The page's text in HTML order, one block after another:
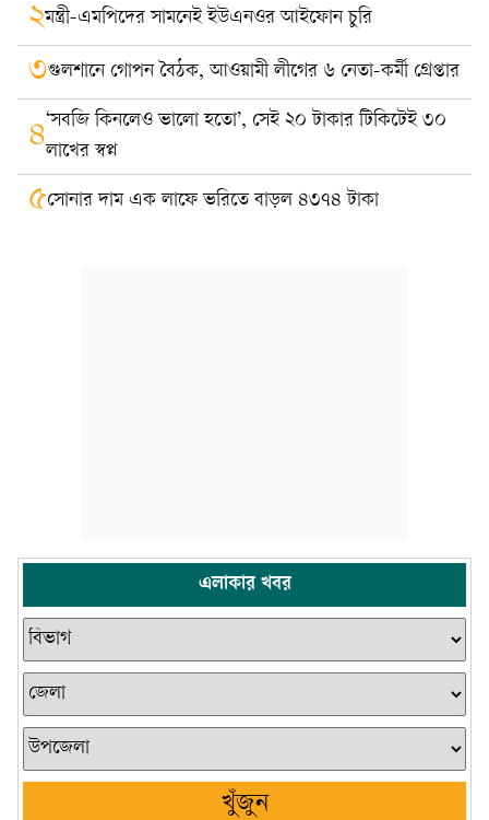
২মন্ত্রী-এমপিদের সামনেই ইউএনওর আইফোন চুরি
৩গুলশানে গোপন বৈঠক, আওয়ামী লীগের ৬ নেতা-কর্মী গ্রেপ্তার
৪‘সবজি কিনলেও ভালো হতো’, সেই ২০ টাকার টিকিটেই ৩০
লাখের স্বপ্ন
৫সোনার দাম এক লাফে ভরিতে বাড়ল ৪৩৭৪ টাকা
এলাকার খবর
খুঁজুন